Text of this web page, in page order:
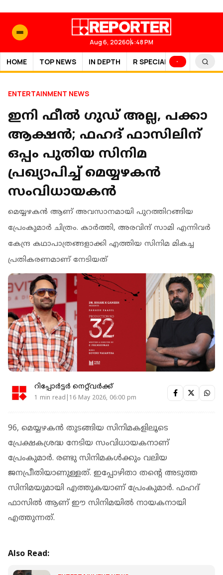
Aug 6, 202604:48 PM
HOME TOP NEWS IN DEPTH R SPECIAL SPORTS
ENTERTAINMENT NEWS
ഇനി ഫീൽ ഗുഡ് അല്ല, പക്കാ
ആക്ഷൻ; ഫഹദ് ഫാസിലിന്
ഒപ്പം പുതിയ സിനിമ
പ്രഖ്യാപിച്ച് മെയ്യഴകൻ
സംവിധായകൻ
മെയ്യഴകൻ ആണ് അവസാനമായി പുറത്തിറങ്ങിയ
പ്രേംകുമാർ ചിത്രം. കാർത്തി, അരവിന്ദ് സാമി എന്നിവർ
കേന്ദ്ര കഥാപാത്രങ്ങളാക്കി എത്തിയ സിനിമ മികച്ച
പ്രതികരണമാണ് നേടിയത്
റിപ്പോർട്ടർ നെറ്റ്‌വര്‍ക്ക്‌
1 min read|16 May 2026, 06:00 pm
96, മെയ്യഴകൻ തുടങ്ങിയ സിനിമകളിലൂടെ
പ്രേക്ഷകശ്രദ്ധ നേടിയ സംവിധായകനാണ്
പ്രേംകുമാർ. രണ്ടു സിനിമകൾക്കും വലിയ
ജനപ്രീതിയാണുള്ളത്. ഇപ്പോഴിതാ തന്റെ അടുത്ത
സിനിമയുമായി എത്തുകയാണ് പ്രേംകുമാർ. ഫഹദ്
ഫാസിൽ ആണ് ഈ സിനിമയിൽ നായകനായി
എത്തുന്നത്.
Also Read: